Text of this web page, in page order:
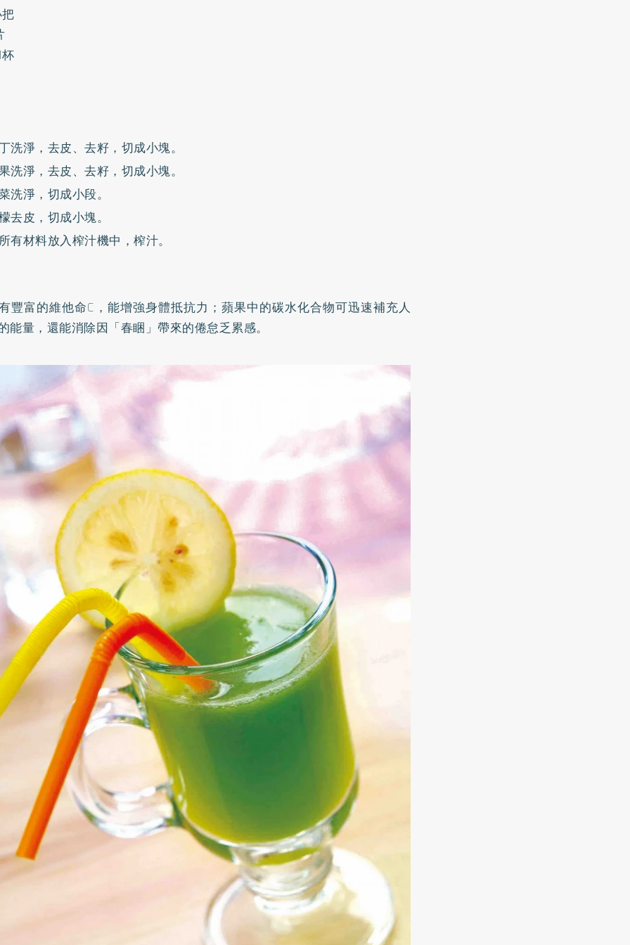
洗淨，去皮、去籽，切成小塊。
洗淨，去皮、去籽，切成小塊。
洗淨，切成小段。
去皮，切成小塊。
有材料放入榨汁機中，榨汁。
豐富的維他命C，能增強身體抵抗力；蘋果中的碳水化合物可迅速補充人
能量，還能消除因「春睏」帶來的倦怠乏累感。